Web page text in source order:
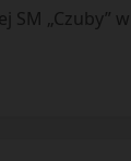
SM „Czuby”